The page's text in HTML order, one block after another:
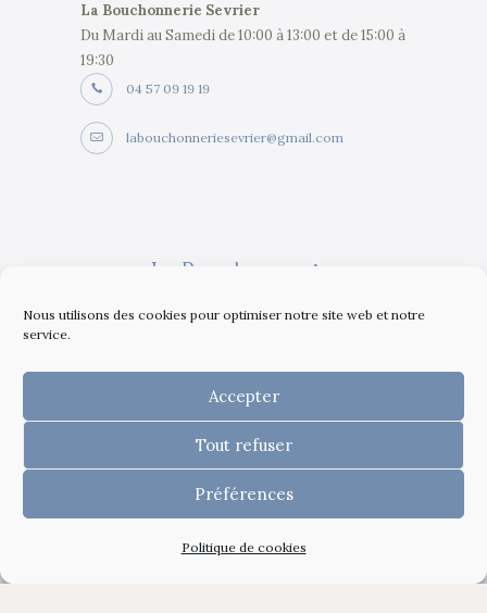
Nous utilisons des cookies pour optimiser notre site web et notre
service.
Accepter
Tout refuser
Préférences
Politique de cookies
La Bouchonnerie Sevrier
Du Mardi au Samedi de 10:00 à 13:00 et de 15:00 à
19:30
04 57 09 19 19
labouchonneriesevrier@gmail.com
La Bouchonnerie
4,8
Voir tout les avisDonner votre avis
E-perlink © 2026